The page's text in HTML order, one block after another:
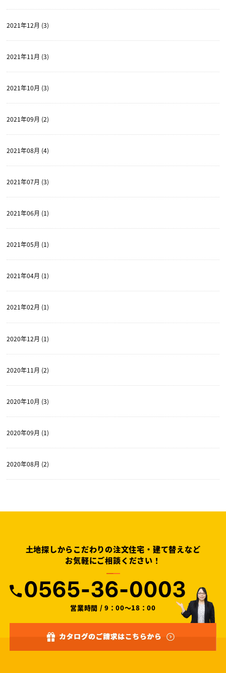
2021年12月 (3)
2021年11月 (3)
2021年10月 (3)
2021年09月 (2)
2021年08月 (4)
2021年07月 (3)
2021年06月 (1)
2021年05月 (1)
2021年04月 (1)
2021年02月 (1)
2020年12月 (1)
2020年11月 (2)
2020年10月 (3)
2020年09月 (1)
2020年08月 (2)
土地探しからこだわりの注文住宅・建て替えなど
お気軽にご相談ください！
営業時間 / 9：00～18：00